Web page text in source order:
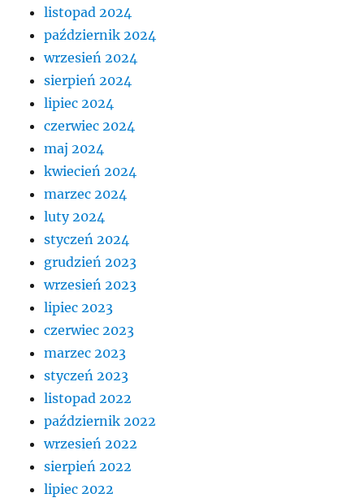
listopad 2024
październik 2024
wrzesień 2024
sierpień 2024
lipiec 2024
czerwiec 2024
maj 2024
kwiecień 2024
marzec 2024
luty 2024
styczeń 2024
grudzień 2023
wrzesień 2023
lipiec 2023
czerwiec 2023
marzec 2023
styczeń 2023
listopad 2022
październik 2022
wrzesień 2022
sierpień 2022
lipiec 2022